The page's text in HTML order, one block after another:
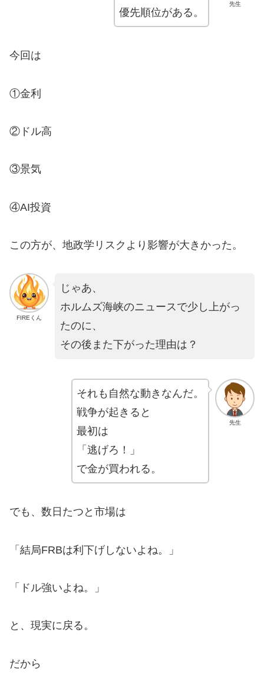
先生
優先順位がある。
今回は
①金利
②ドル高
③景気
④AI投資
この方が、地政学リスクより影響が大きかった。
FIREくん
じゃあ、
ホルムズ海峡のニュースで少し上がっ
たのに、
その後また下がった理由は？
先生
それも自然な動きなんだ。
戦争が起きると
最初は
「逃げろ！」
で金が買われる。
でも、数日たつと市場は
「結局FRBは利下げしないよね。」
「ドル強いよね。」
と、現実に戻る。
だから